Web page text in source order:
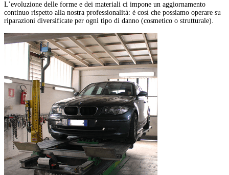
L’evoluzione delle forme e dei materiali ci impone un aggiornamento
continuo rispetto alla nostra professionalità: è così che possiamo operare su
riparazioni diversificate per ogni tipo di danno (cosmetico o strutturale).